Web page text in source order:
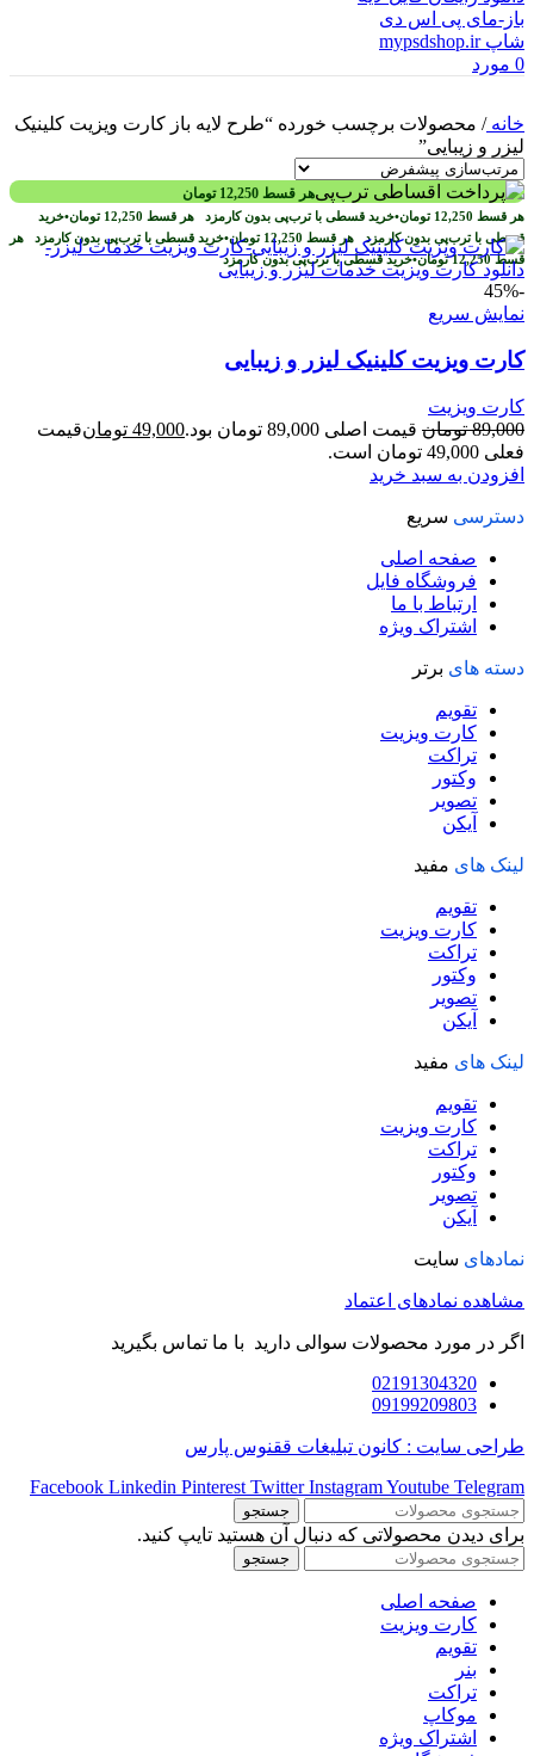
0 مورد
خانه/ محصولات برچسب خورده “طرح لایه باز کارت ویزیت کلینیک
لیزر و زیبایی”
هر قسط 12,250 تومان
هر قسط 12,250 تومان•خرید قسطی با ترب‌پی بدون کارمزد هر قسط 12,250 تومان•خرید
قسطی با ترب‌پی بدون کارمزد هر قسط 12,250 تومان•خرید قسطی با ترب‌پی بدون کارمزد هر
قسط12,250 تومان•خرید قسطی با ترب‌پی بدون کارمزد
-45%
نمایش سریع
کارت ویزیت کلینیک لیزر و زیبایی
کارت ویزیت
89,000 تومان قیمت اصلی 89,000 تومان بود. 49,000 تومانقیمت
فعلی 49,000 تومان است.
افزودن به سبد خرید
دسترسی سریع
صفحه اصلی
فروشگاه فایل
ارتباط با ما
اشتراک ویژه
دسته های برتر
تقویم
کارت ویزیت
تراکت
وکتور
تصویر
آیکن
لینک های مفید
تقویم
کارت ویزیت
تراکت
وکتور
تصویر
آیکن
لینک های مفید
تقویم
کارت ویزیت
تراکت
وکتور
تصویر
آیکن
نمادهای سایت
مشاهده نمادهای اعتماد
اگر در مورد محصولات سوالی دارید با ما تماس بگیرید
02191304320
09199209803
طراحی سایت : کانون تبلیغات ققنوس پارس
Facebook Linkedin Pinterest Twitter InstagramYoutube Telegram
جستجو
برای دیدن محصولاتی که دنبال آن هستید تایپ کنید.
جستجو
صفحه اصلی
کارت ویزیت
تقویم
بنر
تراکت
موکاپ
اشتراک ویژه